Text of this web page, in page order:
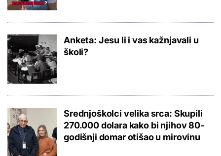
Anketa: Jesu li i vas kažnjavali u
školi?
Srednjoškolci velika srca: Skupili
270.000 dolara kako bi njihov 80-
godišnji domar otišao u mirovinu